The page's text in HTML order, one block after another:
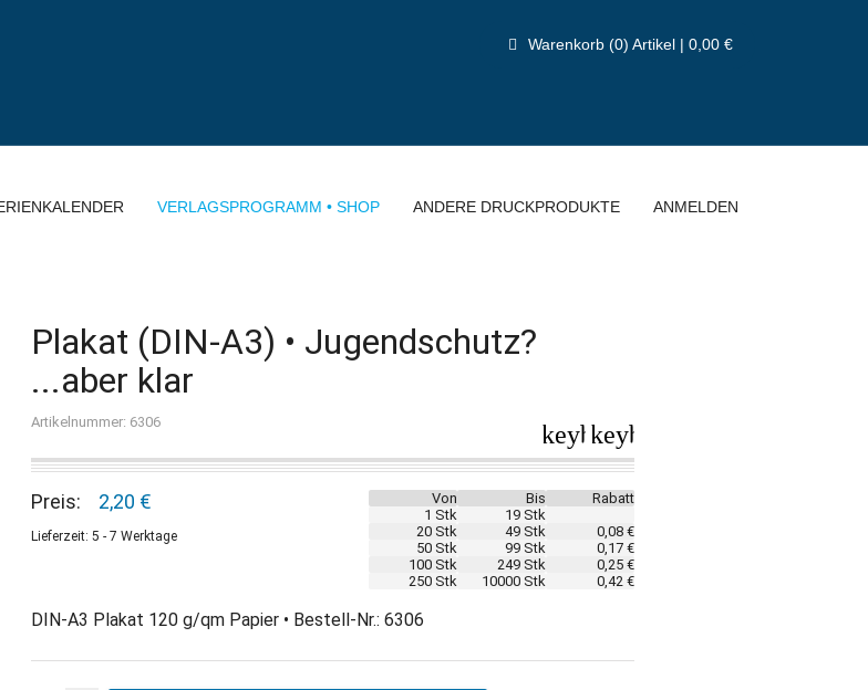
Warenkorb (0) Artikel | 0,00 €
VERLAGSPROGRAMM • SHOP ANDERE DRUCKPRODUKTE ANMELDEN
Plakat (DIN-A3) • Jugendschutz?
...aber klar
Artikelnummer: 6306 keyboard_arrow_left
keyboard_arrow_right
Von Bis
Rabatt
1 Stk
19 Stk
20 Stk
49 Stk
0,08 €
50 Stk
99 Stk
0,17 €
100 Stk
249 Stk
0,25 €
250 Stk
10000 Stk 0,42 €
Preis: 2,20 €
Lieferzeit: 5 - 7 Werktage
DIN-A3 Plakat 120 g/qm Papier • Bestell-Nr.: 6306